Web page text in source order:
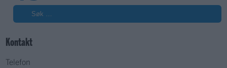
Søk
Kontakt
Telefon